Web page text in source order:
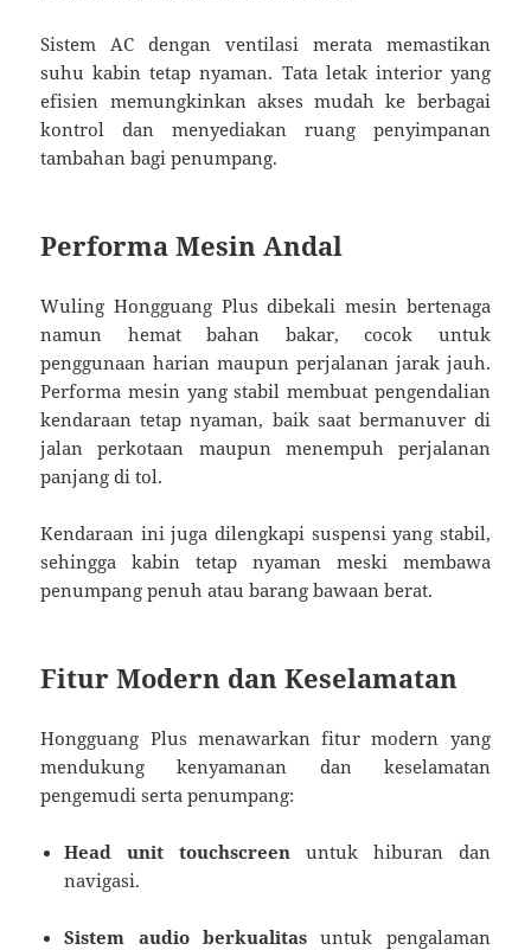
Sistem AC dengan ventilasi merata memastikan
suhu kabin tetap nyaman. Tata letak interior yang
efisien memungkinkan akses mudah ke berbagai
kontrol dan menyediakan ruang penyimpanan
tambahan bagi penumpang.
Performa Mesin Andal
Wuling Hongguang Plus dibekali mesin bertenaga
namun hemat bahan bakar, cocok untuk
penggunaan harian maupun perjalanan jarak jauh.
Performa mesin yang stabil membuat pengendalian
kendaraan tetap nyaman, baik saat bermanuver di
jalan perkotaan maupun menempuh perjalanan
panjang di tol.
Kendaraan ini juga dilengkapi suspensi yang stabil,
sehingga kabin tetap nyaman meski membawa
penumpang penuh atau barang bawaan berat.
Fitur Modern dan Keselamatan
Hongguang Plus menawarkan fitur modern yang
mendukung kenyamanan dan keselamatan
pengemudi serta penumpang:
Head unit touchscreen untuk hiburan dan
navigasi.
Sistem audio berkualitas untuk pengalaman